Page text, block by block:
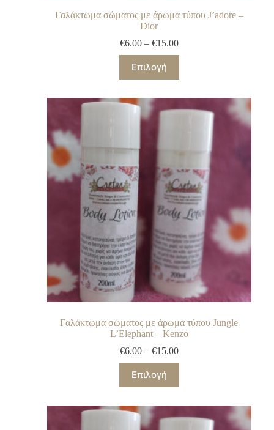
Γαλάκτωμα σώματος με άρωμα τύπου J’adore –
Dior
€6.00 – €15.00
Επιλογή
Γαλάκτωμα σώματος με άρωμα τύπου Jungle
L’Elephant – Kenzo
€6.00 – €15.00
Επιλογή